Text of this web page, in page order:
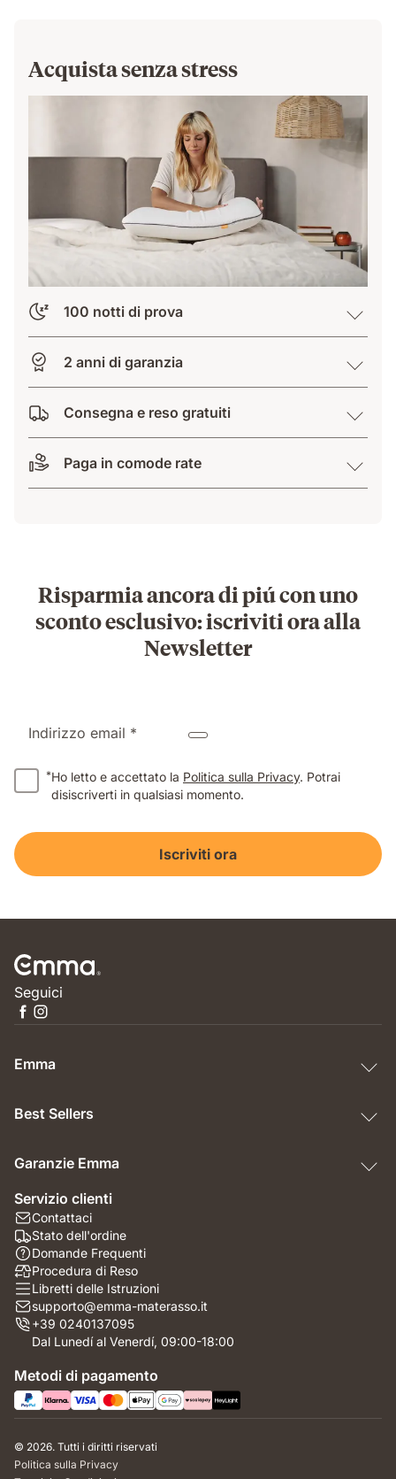
Acquista senza stress
100 notti di prova
2 anni di garanzia
Consegna e reso gratuiti
Paga in comode rate
Risparmia ancora di piú con uno
sconto esclusivo: iscriviti ora alla
Newsletter
Indirizzo email *
*Ho letto e accettato la Politica sulla Privacy. Potrai
disiscriverti in qualsiasi momento.
Iscriviti ora
Seguici
Emma
Best Sellers
Garanzie Emma
Servizio clienti
Contattaci
Stato dell'ordine
Domande Frequenti
Procedura di Reso
Libretti delle Istruzioni
supporto@emma-materasso.it
+39 0240137095
Dal Lunedí al Venerdí, 09:00-18:00
Metodi di pagamento
© 2026. Tutti i diritti riservati
Politica sulla Privacy